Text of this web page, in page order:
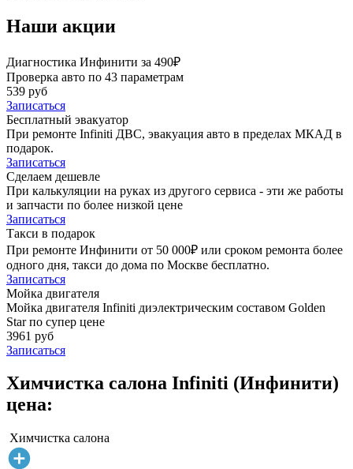
Наши акции
Диагностика Инфинити за 490₽
Проверка авто по 43 параметрам
539 руб
Записаться
Бесплатный эвакуатор
При ремонте Infiniti ДВС, эвакуация авто в пределах МКАД в
подарок.
Записаться
Сделаем дешевле
При калькуляции на руках из другого сервиса - эти же работы
и запчасти по более низкой цене
Записаться
Такси в подарок
При ремонте Инфинити от 50 000₽ или сроком ремонта более
одного дня, такси до дома по Москве бесплатно.
Записаться
Мойка двигателя
Мойка двигателя Infiniti диэлектрическим составом Golden
Star по супер цене
3961 руб
Записаться
Химчистка салона Infiniti (Инфинити)
цена:
Химчистка салона